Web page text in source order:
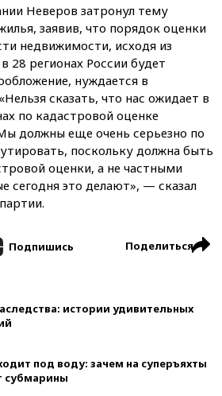
Неверов затронул тему
заявив, что порядок оценки
недвижимости, исходя из
28 регионах России будет
нуждается в
сказать, что нас ожидает в
по кадастровой оценке
должны еще очень серьезно по
поскольку должна быть
оценки, а не частными
сегодня это делают», — сказал
Подпишись Поделиться
истории удивительных
под воду: зачем на суперъяхты
субмарины